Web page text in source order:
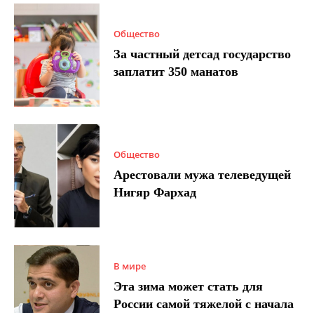
Общество
За частный детсад государство
заплатит 350 манатов
Общество
Арестовали мужа телеведущей
Нигяр Фархад
В мире
Эта зима может стать для
России самой тяжелой с начала